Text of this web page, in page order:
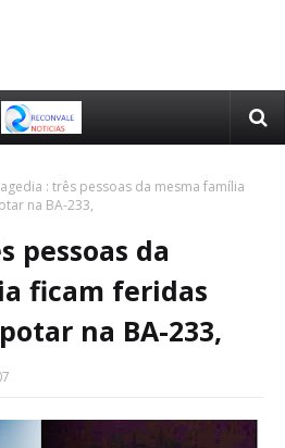
: três pessoas da mesma família
na BA-233,
pessoas da
ficam feridas
na BA-233,